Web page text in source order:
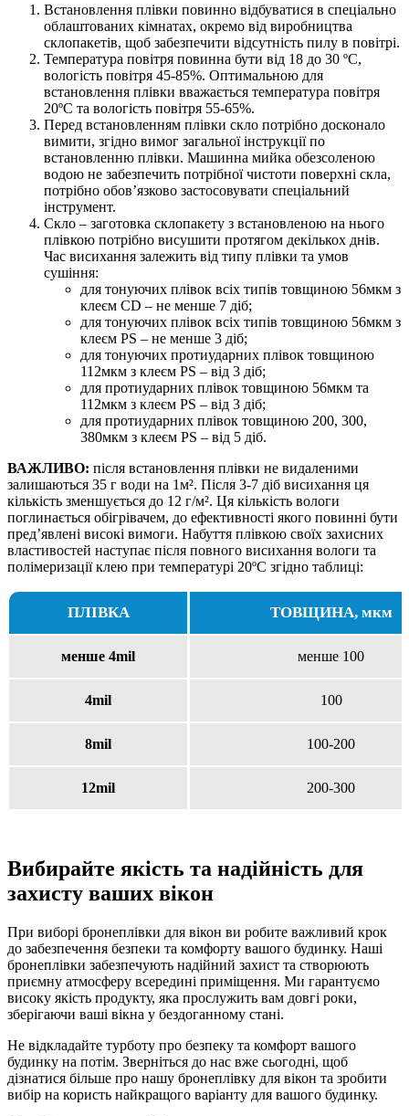
Встановлення плівки повинно відбуватися в спеціально
облаштованих кімнатах, окремо від виробництва
склопакетів, щоб забезпечити відсутність пилу в повітрі.
Температура повітря повинна бути від 18 до 30 ºС,
вологість повітря 45-85%. Оптимальною для
встановлення плівки вважається температура повітря
20ºС та вологість повітря 55-65%.
Перед встановленням плівки скло потрібно досконало
вимити, згідно вимог загальної інструкції по
встановленню плівки. Машинна мийка обезсоленою
водою не забезпечить потрібної чистоти поверхні скла,
потрібно обов’язково застосовувати спеціальний
інструмент.
Скло – заготовка склопакету з встановленою на нього
плівкою потрібно висушити протягом декількох днів.
Час висихання залежить від типу плівки та умов
сушіння:
для тонуючих плівок всіх типів товщиною 56мкм з
клеєм CD – не менше 7 діб;
для тонуючих плівок всіх типів товщиною 56мкм з
клеєм PS – не менше 3 діб;
для тонуючих протиударних плівок товщиною
112мкм з клеєм PS – від 3 діб;
для протиударних плівок товщиною 56мкм та
112мкм з клеєм PS – від 3 діб;
для протиударних плівок товщиною 200, 300,
380мкм з клеєм PS – від 5 діб.
ВАЖЛИВО: після встановлення плівки не видаленими
залишаються 35 г води на 1м². Після 3-7 діб висихання ця
кількість зменшується до 12 г/м². Ця кількість вологи
поглинається обігрівачем, до ефективності якого повинні бути
пред’явлені високі вимоги. Набуття плівкою своїх захисних
властивостей наступає після повного висихання вологи та
полімеризації клею при температурі 20ºС згідно таблиці:
ПЛІВКА ТОВЩИНА, мкм
менше 4mil менше 100
4mil 100
8mil 100-200
12mil 200-300
Вибирайте якість та надійність для
захисту ваших вікон
При виборі бронеплівки для вікон ви робите важливий крок
до забезпечення безпеки та комфорту вашого будинку. Наші
бронеплівки забезпечують надійний захист та створюють
приємну атмосферу всередині приміщення. Ми гарантуємо
високу якість продукту, яка прослужить вам довгі роки,
зберігаючи ваші вікна у бездоганному стані.
Не відкладайте турботу про безпеку та комфорт вашого
будинку на потім. Зверніться до нас вже сьогодні, щоб
дізнатися більше про нашу бронеплівку для вікон та зробити
вибір на користь найкращого варіанту для вашого будинку.